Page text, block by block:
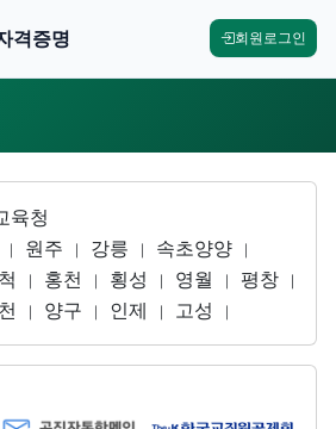
격증명 회원로그인
육청
원주 강릉 속초양양
홍천 횡성 영월 평창
양구 인제 고성